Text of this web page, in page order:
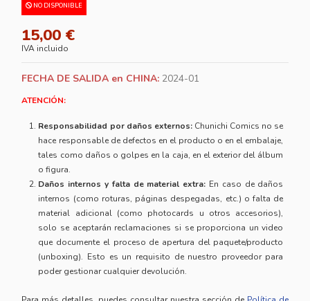
NO DISPONIBLE
15,00 €
IVA incluido
FECHA DE SALIDA en CHINA: 2024-01
ATENCIÓN:
Responsabilidad por daños externos:Chunichi Comics no se
hace responsable de defectos en el producto o en el embalaje,
tales como daños o golpes en la caja, en el exterior del álbum
o figura.
Daños internos y falta de material extra: En caso de daños
internos (como roturas, páginas despegadas, etc.) o falta de
material adicional (como photocards u otros accesorios),
solo se aceptarán reclamaciones si se proporciona un video
que documente el proceso de apertura del paquete/producto
(unboxing). Esto es un requisito de nuestro proveedor para
poder gestionar cualquier devolución.